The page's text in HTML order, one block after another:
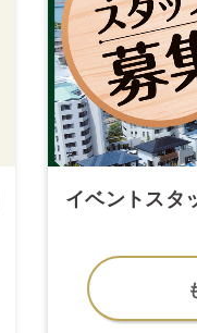
イベントスタ